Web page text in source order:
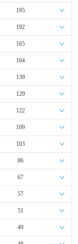
195
192
165
164
139
129
122
109
103
86
67
57
51
49